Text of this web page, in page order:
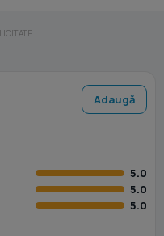
Adaugă
5.0
5.0
5.0